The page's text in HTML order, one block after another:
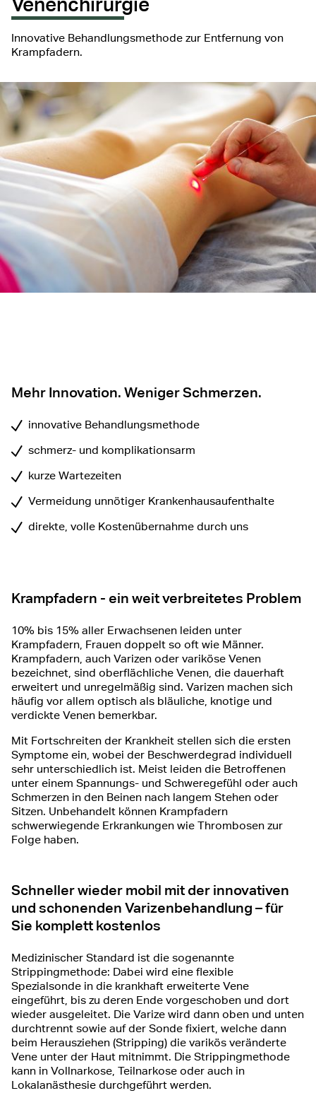
Innovative Behandlungsmethode zur Entfernung von
Krampfadern.
Mehr Innovation. Weniger Schmerzen.
innovative Behandlungsmethode
schmerz- und komplikationsarm
kurze Wartezeiten
Vermeidung unnötiger Krankenhausaufenthalte
direkte, volle Kostenübernahme durch uns
Krampfadern - ein weit verbreitetes Problem
10% bis 15% aller Erwachsenen leiden unter
Krampfadern, Frauen doppelt so oft wie Männer.
Krampfadern, auch Varizen oder variköse Venen
bezeichnet, sind oberflächliche Venen, die dauerhaft
erweitert und unregelmäßig sind. Varizen machen sich
häufig vor allem optisch als bläuliche, knotige und
verdickte Venen bemerkbar.
Mit Fortschreiten der Krankheit stellen sich die ersten
Symptome ein, wobei der Beschwerdegrad individuell
sehr unterschiedlich ist. Meist leiden die Betroffenen
unter einem Spannungs- und Schweregefühl oder auch
Schmerzen in den Beinen nach langem Stehen oder
Sitzen. Unbehandelt können Krampfadern
schwerwiegende Erkrankungen wie Thrombosen zur
Folge haben.
Schneller wieder mobil mit der innovativen
und schonenden Varizenbehandlung – für
Sie komplett kostenlos
Medizinischer Standard ist die sogenannte
Strippingmethode: Dabei wird eine flexible
Spezialsonde in die krankhaft erweiterte Vene
eingeführt, bis zu deren Ende vorgeschoben und dort
wieder ausgeleitet. Die Varize wird dann oben und unten
durchtrennt sowie auf der Sonde fixiert, welche dann
beim Herausziehen (Stripping) die varikös veränderte
Vene unter der Haut mitnimmt. Die Strippingmethode
kann in Vollnarkose, Teilnarkose oder auch in
Lokalanästhesie durchgeführt werden.